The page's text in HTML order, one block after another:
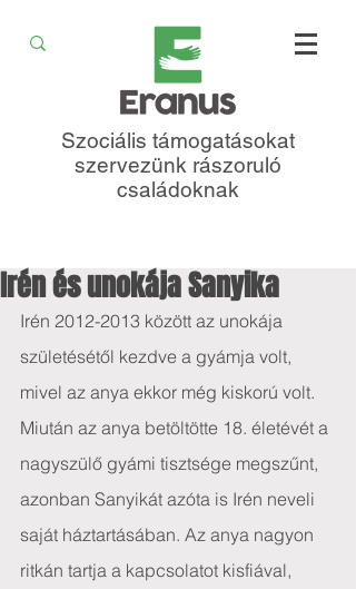
Szociális támogatásokat
szervezünk rászoruló
családoknak
Irén és unokája Sanyika
Irén 2012-2013 között az unokája
születésétől kezdve a gyámja volt,
mivel az anya ekkor még kiskorú volt.
Miután az anya betöltötte 18. életévét a
nagyszülő gyámi tisztsége megszűnt,
azonban Sanyikát azóta is Irén neveli
saját háztartásában. Az anya nagyon
ritkán tartja a kapcsolatot kisfiával,